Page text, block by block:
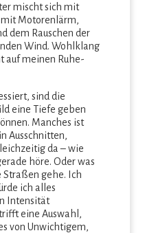
mischt sich mit
Motorenlärm,
dem Rauschen der
Wind. Wohlklang
auf meinen Ruhe-
sind die
eine Tiefe geben
Manches ist
Ausschnitten,
da – wie
höre. Oder was
Straßen gehe. Ich
ich alles
Intensität
eine Auswahl,
von Unwichtigem,